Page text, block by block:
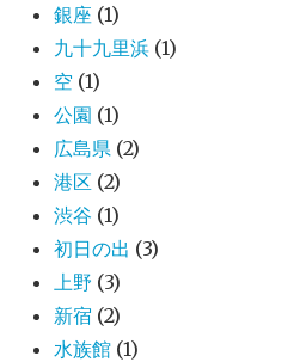
銀座 (1)
九十九里浜 (1)
空 (1)
公園 (1)
広島県 (2)
港区 (2)
渋谷 (1)
初日の出 (3)
上野 (3)
新宿 (2)
水族館 (1)